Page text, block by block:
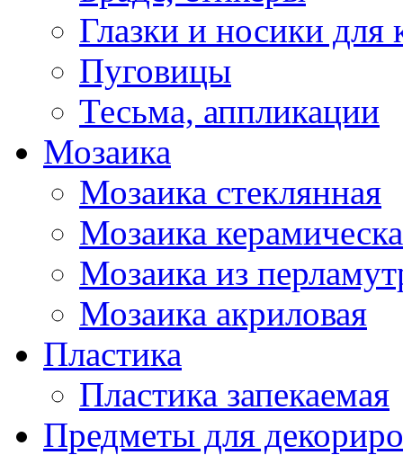
Глазки и носики для
Пуговицы
Тесьма, аппликации
Мозаика
Мозаика стеклянная
Мозаика
Мозаика из
Мозаика акриловая
Пластика
Пластика запекаемая
Предметы для